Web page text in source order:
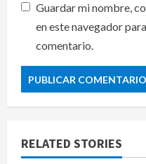
Guardar mi nombre,
en este navegador
comentario.
RELATED STORIES